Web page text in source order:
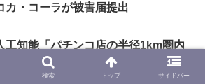
カ・コーラが被害届提出
工知能「パチンコ店の半径1km圏内
では犯罪が増加」、日本製の生成AIが
検索 トップ サイドバー